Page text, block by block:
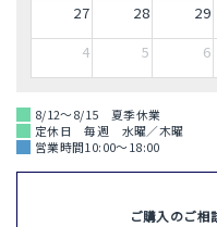
27
28 29
4
5 6
8/12～8/15 夏季休業
定休日 毎週 水曜／木曜
営業時間10:00～18:00
ご購入のご相